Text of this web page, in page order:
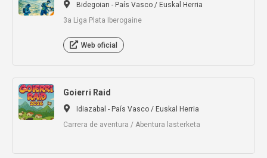
Bidegoian - País Vasco / Euskal Herria
3a Liga Plata Iberogaine
Web oficial
Goierri Raid
Idiazabal - País Vasco / Euskal Herria
Carrera de aventura / Abentura lasterketa